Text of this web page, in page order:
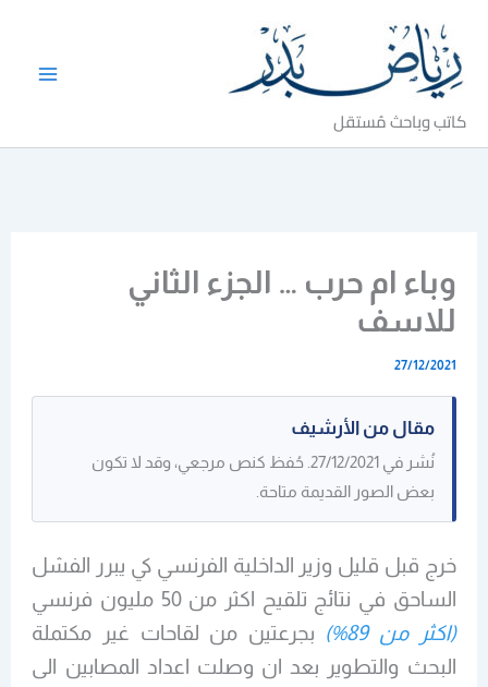
المحتوى
كاتب وباحث مُستقل
وباء ام حرب … الجزء الثاني
للاسف
27/12/2021
مقال من الأرشيف
نُشر في 27/12/2021. حُفظ كنص مرجعي، وقد لا تكون
بعض الصور القديمة متاحة.
خرج قبل قليل وزير الداخلية الفرنسي كي يبرر الفشل
الساحق في نتائج تلقيح اكثر من 50 مليون فرنسي
(اكثر من 89%)
بجرعتين من لقاحات غير مكتملة
البحث والتطوير بعد ان وصلت اعداد المصابين الى